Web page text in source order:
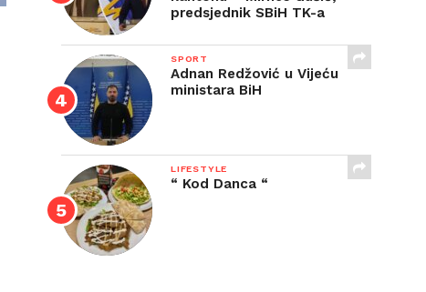
predsjednik SBiH TK-a
SPORT
Adnan Redžović u Vijeću
ministara BiH
LIFESTYLE
“ Kod Danca “